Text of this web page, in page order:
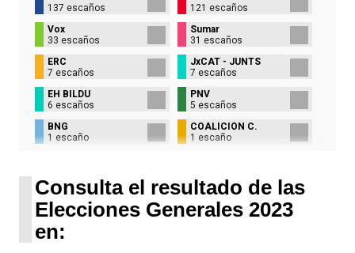
137 escaños
121 escaños
Vox
33 escaños
Sumar
31 escaños
ERC
7 escaños
JxCAT - JUNTS
7 escaños
EH BILDU
6 escaños
PNV
5 escaños
BNG
1 escaño
COALICIÓN C.
1 escaño
Consulta el resultado de las
Elecciones Generales 2023
en: